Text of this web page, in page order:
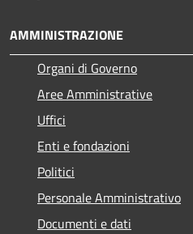
AMMINISTRAZIONE
Organi di Governo
Aree Amministrative
Uffici
Enti e fondazioni
Politici
Personale Amministrativo
Documenti e dati